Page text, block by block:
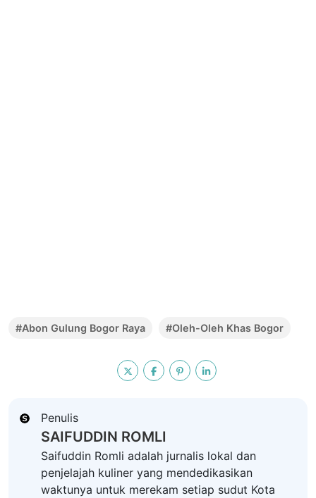
#Abon Gulung Bogor Raya #Oleh-Oleh Khas Bogor
Penulis
SAIFUDDIN ROMLI
Saifuddin Romli adalah jurnalis lokal dan
penjelajah kuliner yang mendedikasikan
waktunya untuk merekam setiap sudut Kota